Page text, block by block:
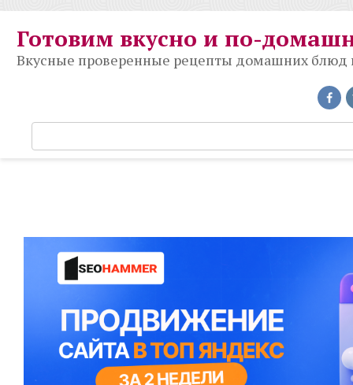
контенту
Готовим вкусно и по-
Вкусные проверенные рецепты домашних блюд
о